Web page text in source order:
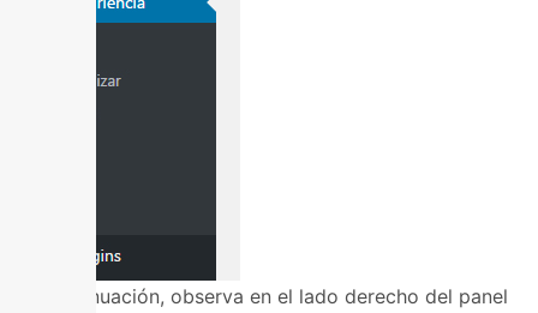
A continuación, observa en el lado derecho del panel